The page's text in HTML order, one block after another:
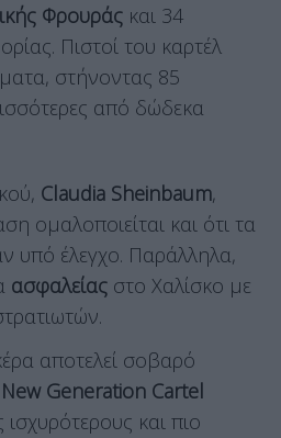
Φρουράς και 34
Πιστοί του καρτέλ
στήνοντας 85
από δώδεκα
Claudia Sheinbaum,
ομαλοποιείται και ότι τα
υπό έλεγχο. Παράλληλα,
ασφαλείας στο Χαλίσκο με
αποτελεί σοβαρό
New Generation Cartel
και πιο